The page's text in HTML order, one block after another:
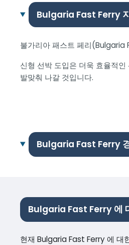
Bulgaria Fast Ferry
불가리아 패스트 페리(Bulgaria
신형 선박 도입은 더욱 효율적
발맞춰 나갈 것입니다.
Bulgaria Fast Ferry
Bulgaria Fast Ferry 에
현재 Bulgaria Fast Ferry 에 대